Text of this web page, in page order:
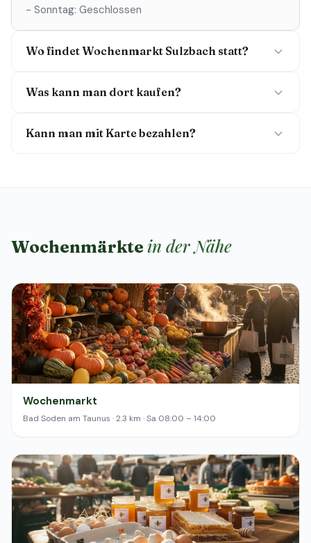
- Sonntag: Geschlossen
Wo findet Wochenmarkt Sulzbach statt?
Was kann man dort kaufen?
Kann man mit Karte bezahlen?
Wochenmärkte in der Nähe
Wochenmarkt
Bad Soden am Taunus · 2.3 km · Sa 08:00 – 14:00